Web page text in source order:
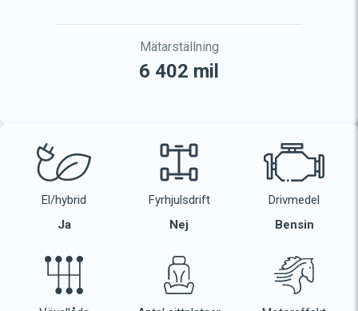
Mätarställning
6 402 mil
El/hybrid
Ja
Fyrhjulsdrift
Nej
Drivmedel
Bensin